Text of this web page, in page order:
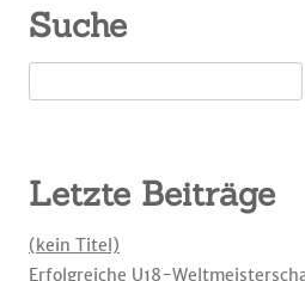
Suche
nach:
Letzte Beiträge
(kein Titel)
Erfolgreiche U18-